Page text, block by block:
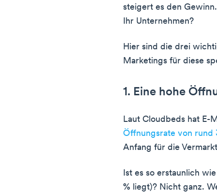
steigert es den
Ihr Unternehmen?
Hier sind die drei
Marketings für diese
1. Eine hohe
Laut Cloudbeds hat E-
Öffnungsrate von rund
Anfang für die
Ist es so erstaunlich
% liegt)? Nicht ganz.